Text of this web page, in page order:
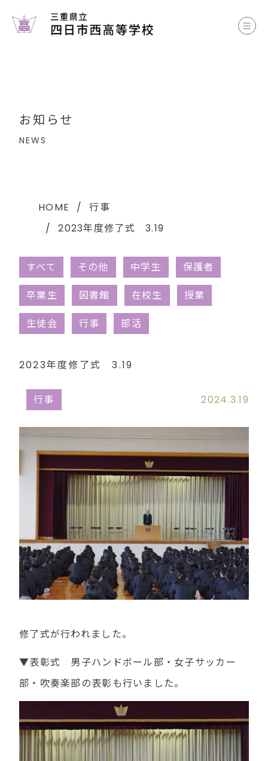
お知らせ
学校生活
中学生のみなさまへ
同窓会（外部リンク）
お知らせ
NEWS
HOME
行事
2023年度修了式 3.19
すべて その他 中学生 保護者
卒業生 図書館 在校生 授業
生徒会 行事 部活
2023年度修了式 3.19
2024.3.19
行事
修了式が行われました。
▼表彰式 男子ハンドボール部・女子サッカー
部・吹奏楽部の表彰も行いました。